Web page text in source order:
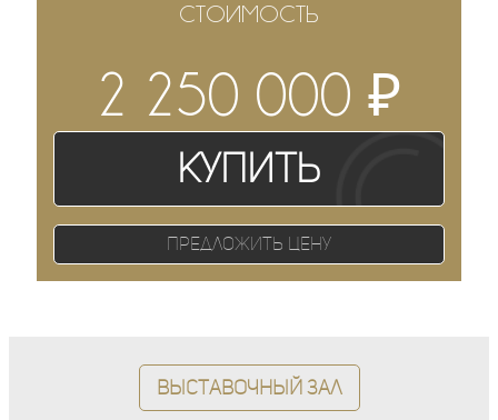
СТОИМОСТЬ
2 250 000₽
Купить
Предложить цену
Выставочный зал